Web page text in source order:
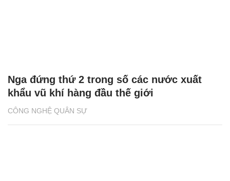
CÔNG NGHỆ QUÂN SỰ
Nga đứng thứ 2 trong số các nước xuất
khẩu vũ khí hàng đầu thế giới